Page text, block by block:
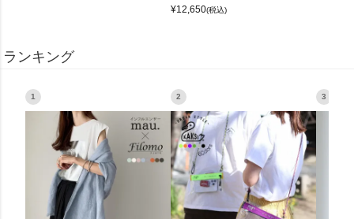
¥12,650(税込)
ランキング
1 2 3